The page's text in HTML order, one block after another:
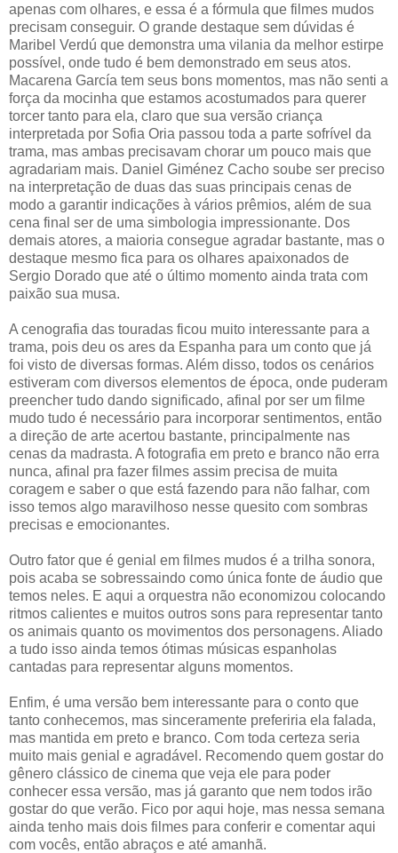
apenas com olhares, e essa é a fórmula que filmes mudos
precisam conseguir. O grande destaque sem dúvidas é
Maribel Verdú que demonstra uma vilania da melhor estirpe
possível, onde tudo é bem demonstrado em seus atos.
Macarena García tem seus bons momentos, mas não senti a
força da mocinha que estamos acostumados para querer
torcer tanto para ela, claro que sua versão criança
interpretada por Sofia Oria passou toda a parte sofrível da
trama, mas ambas precisavam chorar um pouco mais que
agradariam mais. Daniel Giménez Cacho soube ser preciso
na interpretação de duas das suas principais cenas de
modo a garantir indicações à vários prêmios, além de sua
cena final ser de uma simbologia impressionante. Dos
demais atores, a maioria consegue agradar bastante, mas o
destaque mesmo fica para os olhares apaixonados de
Sergio Dorado que até o último momento ainda trata com
paixão sua musa.
A cenografia das touradas ficou muito interessante para a
trama, pois deu os ares da Espanha para um conto que já
foi visto de diversas formas. Além disso, todos os cenários
estiveram com diversos elementos de época, onde puderam
preencher tudo dando significado, afinal por ser um filme
mudo tudo é necessário para incorporar sentimentos, então
a direção de arte acertou bastante, principalmente nas
cenas da madrasta. A fotografia em preto e branco não erra
nunca, afinal pra fazer filmes assim precisa de muita
coragem e saber o que está fazendo para não falhar, com
isso temos algo maravilhoso nesse quesito com sombras
precisas e emocionantes.
Outro fator que é genial em filmes mudos é a trilha sonora,
pois acaba se sobressaindo como única fonte de áudio que
temos neles. E aqui a orquestra não economizou colocando
ritmos calientes e muitos outros sons para representar tanto
os animais quanto os movimentos dos personagens. Aliado
a tudo isso ainda temos ótimas músicas espanholas
cantadas para representar alguns momentos.
Enfim, é uma versão bem interessante para o conto que
tanto conhecemos, mas sinceramente preferiria ela falada,
mas mantida em preto e branco. Com toda certeza seria
muito mais genial e agradável. Recomendo quem gostar do
gênero clássico de cinema que veja ele para poder
conhecer essa versão, mas já garanto que nem todos irão
gostar do que verão. Fico por aqui hoje, mas nessa semana
ainda tenho mais dois filmes para conferir e comentar aqui
com vocês, então abraços e até amanhã.